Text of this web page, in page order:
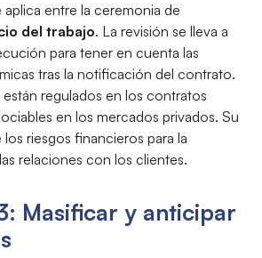
aplica entre la ceremonia de
del trabajo. La revisión se lleva a
para tener en cuenta las
tras la notificación del contrato.
regulados en los contratos
en los mercados privados. Su
riesgos financieros para la
relaciones con los clientes.
Masificar y anticipar